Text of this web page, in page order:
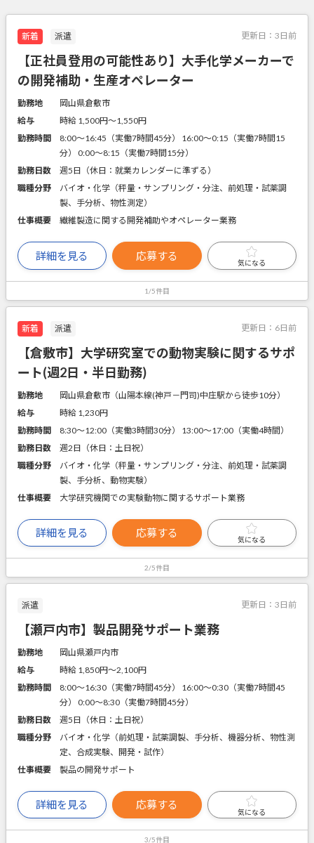
新着 派遣 更新日： 3日前
【正社員登用の可能性あり】大手化学メーカーで
の開発補助・生産オペレーター
勤務地
岡山県倉敷市
給与
時給 1,500円〜1,550円
勤務時間
8:00～16:45（実働7時間45分） 16:00～0:15（実働7時間15
分） 0:00～8:15（実働7時間15分）
勤務日数
週5日（休日：就業カレンダーに準ずる）
職種分野
バイオ・化学（秤量・サンプリング・分注、前処理・試薬調
製、手分析、物性測定）
仕事概要
繊維製造に関する開発補助やオペレーター業務
詳細を見る 応募する
気になる
1/5件目
新着 派遣 更新日： 6日前
【倉敷市】大学研究室での動物実験に関するサポ
ート(週2日・半日勤務)
勤務地
岡山県倉敷市（山陽本線(神戸－門司)中庄駅から徒歩10分）
給与
時給 1,230円
勤務時間
8:30～12:00（実働3時間30分） 13:00～17:00（実働4時間）
勤務日数
週2日（休日：土日祝）
職種分野
バイオ・化学（秤量・サンプリング・分注、前処理・試薬調
製、手分析、動物実験）
仕事概要
大学研究機関での実験動物に関するサポート業務
詳細を見る 応募する
気になる
2/5件目
派遣 更新日： 3日前
【瀬戸内市】製品開発サポート業務
勤務地
岡山県瀬戸内市
給与
時給 1,850円〜2,100円
勤務時間
8:00～16:30（実働7時間45分） 16:00～0:30（実働7時間45
分） 0:00～8:30（実働7時間45分）
勤務日数
週5日（休日：土日祝）
職種分野
バイオ・化学（前処理・試薬調製、手分析、機器分析、物性測
定、合成実験、開発・試作）
仕事概要
製品の開発サポート
詳細を見る 応募する
気になる
3/5件目